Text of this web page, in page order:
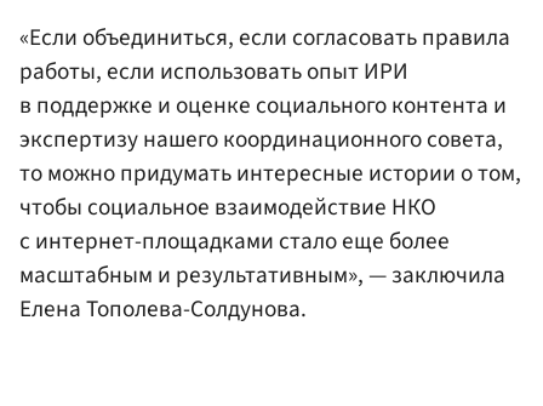
«Если объединиться, если согласовать правила
работы, если использовать опыт ИРИ
в поддержке и оценке социального контента и
экспертизу нашего координационного совета,
то можно придумать интересные истории о том,
чтобы социальное взаимодействие НКО
с интернет-площадками стало еще более
масштабным и результативным», — заключила
Елена Тополева-Солдунова.